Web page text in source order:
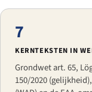
7
KERNTEKSTEN IN
Grondwet art. 65,
150/2020